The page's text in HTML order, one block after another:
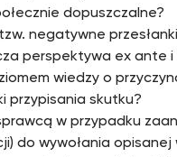
dopuszczalne?
negatywne
perspektywa ex ante
wiedzy o
przypisania skutku?
w przypadku
do wywołania